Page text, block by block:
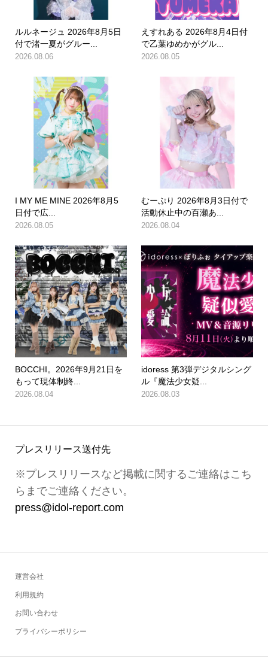
ルルネージュ 2026年8月5日
付で渚一夏がグルー...
2026.08.06
えすれある 2026年8月4日付
で乙葉ゆめかがグル...
2026.08.05
I MY ME MINE 2026年8月5
日付で広...
2026.08.05
むーぷり 2026年8月3日付で
活動休止中の百瀬あ...
2026.08.04
BOCCHI。2026年9月21日を
もって現体制終...
2026.08.04
idoress 第3弾デジタルシング
ル『魔法少女疑...
2026.08.03
プレスリリース送付先
※プレスリリースなど掲載に関するご連絡はこち
らまでご連絡ください。
press@idol-report.com
運営会社
利用規約
お問い合わせ
プライバシーポリシー